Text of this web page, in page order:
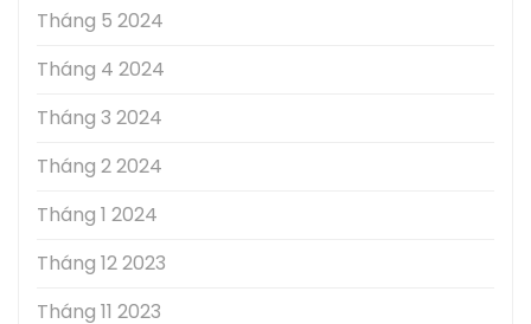
Tháng 5 2024
Tháng 4 2024
Tháng 3 2024
Tháng 2 2024
Tháng 1 2024
Tháng 12 2023
Tháng 11 2023